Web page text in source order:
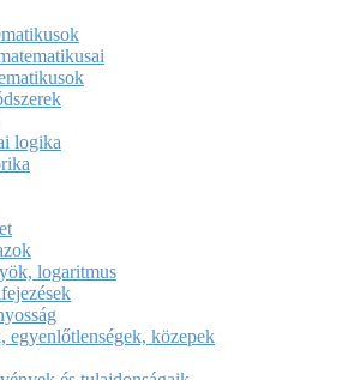
logika
logaritmus
egyenlőtlenségek, közepek